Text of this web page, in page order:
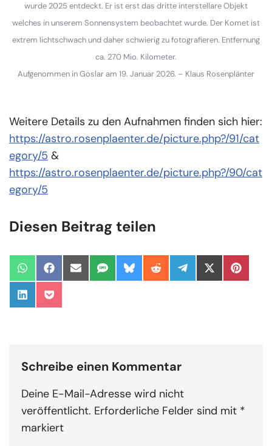
wurde 2025 entdeckt. Er ist erst das dritte interstellare Objekt
welches in unserem Sonnensystem beobachtet wurde. Der Komet ist
extrem lichtschwach und daher schwierig zu fotografieren. Entfernung
ca. 270 Mio. Kilometer.
Aufgenommen in Goslar am 19. Januar 2026. – Klaus Rosenplänter
Weitere Details zu den Aufnahmen finden sich hier:
https://astro.rosenplaenter.de/picture.php?/91/cat
egory/5 &
https://astro.rosenplaenter.de/picture.php?/90/cat
egory/5
Diesen Beitrag teilen
Schreibe einen Kommentar
Deine E-Mail-Adresse wird nicht
veröffentlicht. Erforderliche Felder sind mit *
markiert